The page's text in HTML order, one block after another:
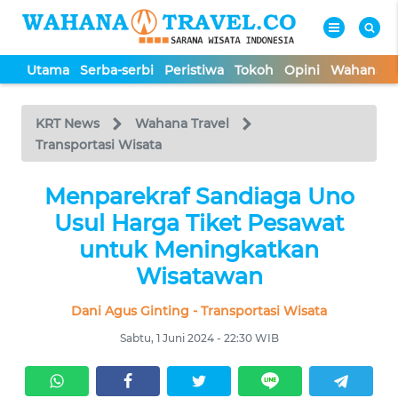
Utama Serba-serbi Peristiwa Tokoh Opini Wahana
KRT News
Wahana Travel
Transportasi Wisata
Menparekraf Sandiaga Uno
Usul Harga Tiket Pesawat
untuk Meningkatkan
Wisatawan
Dani Agus Ginting - Transportasi Wisata
Sabtu, 1 Juni 2024 - 22:30 WIB
TV
Tutup
SERBA-
OPINI